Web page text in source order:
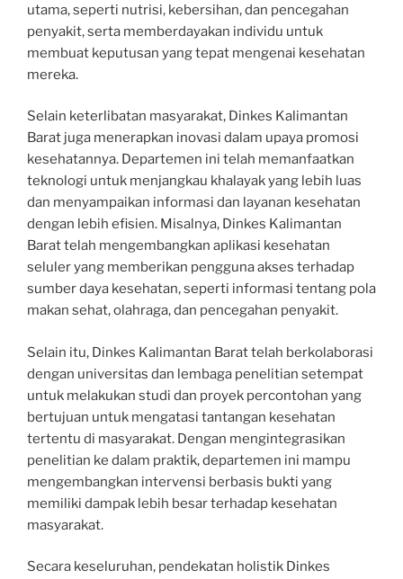
utama, seperti nutrisi, kebersihan, dan pencegahan
penyakit, serta memberdayakan individu untuk
membuat keputusan yang tepat mengenai kesehatan
mereka.
Selain keterlibatan masyarakat, Dinkes Kalimantan
Barat juga menerapkan inovasi dalam upaya promosi
kesehatannya. Departemen ini telah memanfaatkan
teknologi untuk menjangkau khalayak yang lebih luas
dan menyampaikan informasi dan layanan kesehatan
dengan lebih efisien. Misalnya, Dinkes Kalimantan
Barat telah mengembangkan aplikasi kesehatan
seluler yang memberikan pengguna akses terhadap
sumber daya kesehatan, seperti informasi tentang pola
makan sehat, olahraga, dan pencegahan penyakit.
Selain itu, Dinkes Kalimantan Barat telah berkolaborasi
dengan universitas dan lembaga penelitian setempat
untuk melakukan studi dan proyek percontohan yang
bertujuan untuk mengatasi tantangan kesehatan
tertentu di masyarakat. Dengan mengintegrasikan
penelitian ke dalam praktik, departemen ini mampu
mengembangkan intervensi berbasis bukti yang
memiliki dampak lebih besar terhadap kesehatan
masyarakat.
Secara keseluruhan, pendekatan holistik Dinkes